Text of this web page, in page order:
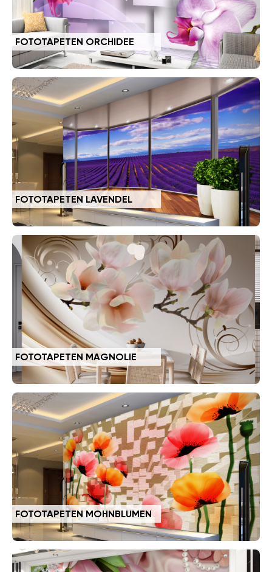
FOTOTAPETEN ORCHIDEE
FOTOTAPETEN LAVENDEL
FOTOTAPETEN MAGNOLIE
FOTOTAPETEN MOHNBLUMEN